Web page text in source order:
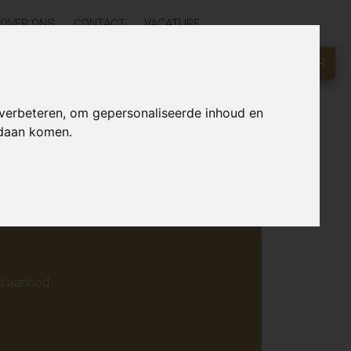
om gepersonaliseerde inhoud en
komen.
OVER ONS CONTACT VACATURE
KLIK HIER
online.
aanbod.